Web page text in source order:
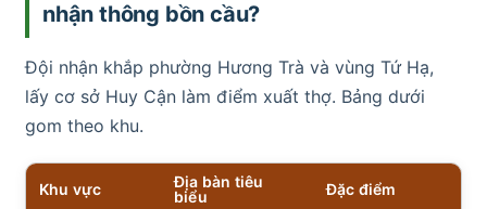
nhận thông bồn cầu?
Đội nhận khắp phường Hương Trà và vùng Tứ Hạ,
lấy cơ sở Huy Cận làm điểm xuất thợ. Bảng dưới
gom theo khu.
Khu vực
Địa bàn tiêu
biểu
Đặc điểm